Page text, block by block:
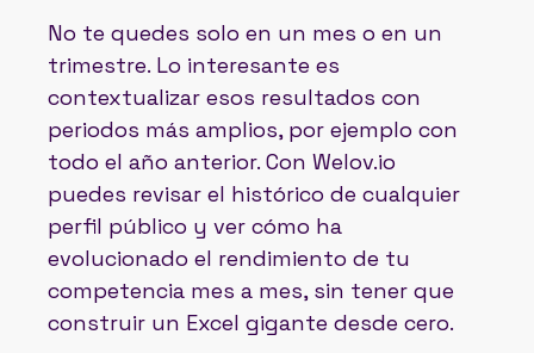
No te quedes solo en un mes o en un
trimestre. Lo interesante es
contextualizar esos resultados con
periodos más amplios, por ejemplo con
todo el año anterior. Con Welov.io
puedes revisar el histórico de cualquier
perfil público y ver cómo ha
evolucionado el rendimiento de tu
competencia mes a mes, sin tener que
construir un Excel gigante desde cero.